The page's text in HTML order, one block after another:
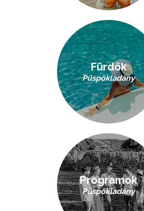
Fürdők
Püspökladány
Programok
Püspökladány